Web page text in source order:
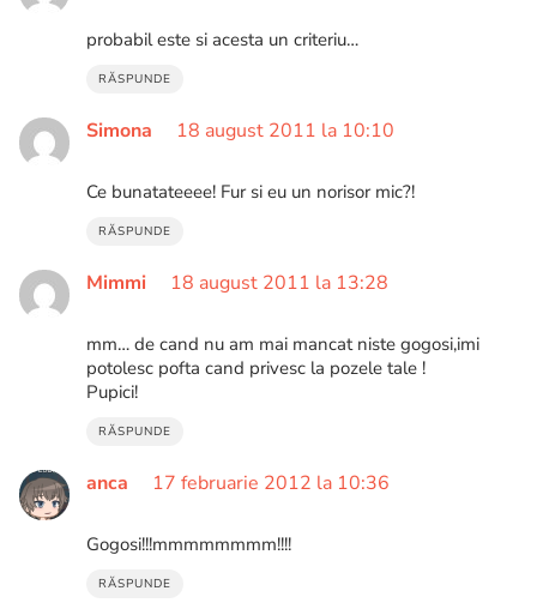
probabil este si acesta un criteriu…
RĂSPUNDE
Simona 18 august 2011 la 10:10
Ce bunatateeee! Fur si eu un norisor mic?!
RĂSPUNDE
Mimmi 18 august 2011 la 13:28
mm… de cand nu am mai mancat niste gogosi,imi
potolesc pofta cand privesc la pozele tale !
Pupici!
RĂSPUNDE
anca 17 februarie 2012 la 10:36
Gogosi!!!mmmmmmmm!!!!
RĂSPUNDE